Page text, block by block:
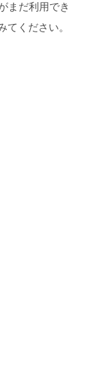
まだ利用でき
てください。